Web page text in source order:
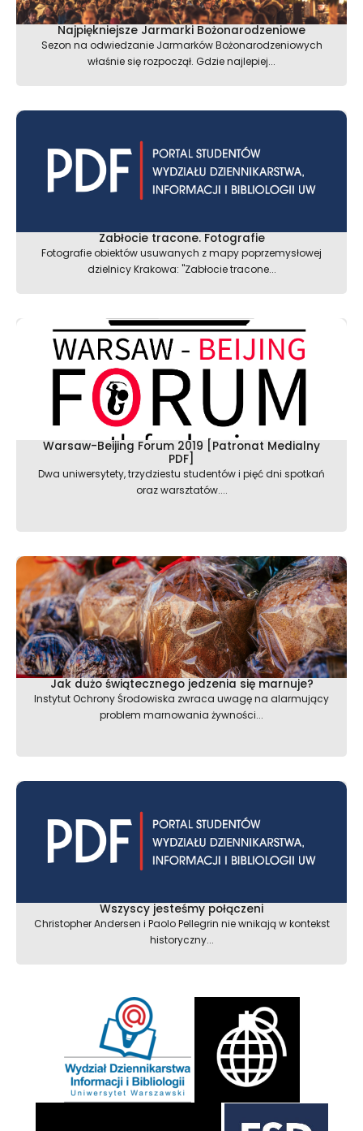
Najpiękniejsze Jarmarki Bożonarodzeniowe
Sezon na odwiedzanie Jarmarków Bożonarodzeniowych
właśnie się rozpoczął. Gdzie najlepiej...
Zabłocie tracone. Fotografie
Fotografie obiektów usuwanych z mapy poprzemysłowej
dzielnicy Krakowa: "Zabłocie tracone...
Warsaw-Beijing Forum 2019 [Patronat Medialny
PDF]
Dwa uniwersytety, trzydziestu studentów i pięć dni spotkań
oraz warsztatów....
Jak dużo świątecznego jedzenia się marnuje?
Instytut Ochrony Środowiska zwraca uwagę na alarmujący
problem marnowania żywności...
Wszyscy jesteśmy połączeni
Christopher Andersen i Paolo Pellegrin nie wnikają w kontekst
historyczny...